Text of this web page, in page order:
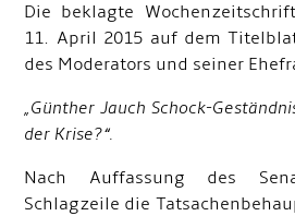
Die beklagte
11. April 2015 auf dem
des Moderators und seiner
„Günther Jauch Schock-
der Krise?“.
Nach Auffassung des
Schlagzeile die